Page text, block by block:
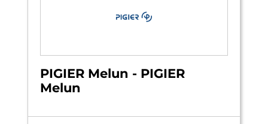
PIGIER Melun - PIGIER
Melun